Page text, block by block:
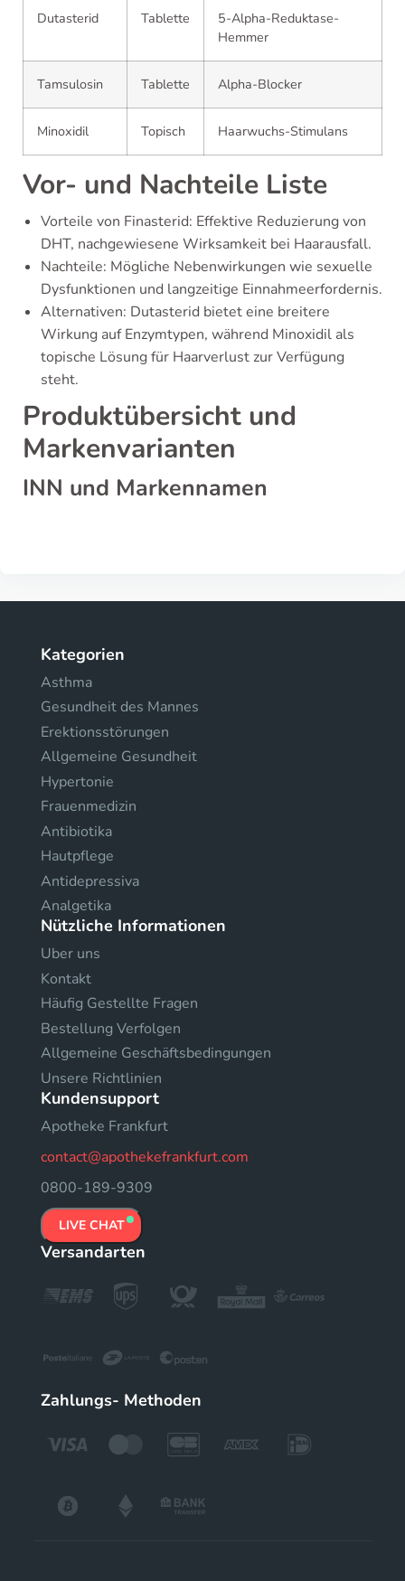
Dutasterid Tablette
5-Alpha-Reduktase-
Hemmer
Tamsulosin Tablette Alpha-Blocker
Minoxidil Topisch Haarwuchs-Stimulans
Vor- und Nachteile Liste
Vorteile von Finasterid: Effektive Reduzierung von
DHT, nachgewiesene Wirksamkeit bei Haarausfall.
Nachteile: Mögliche Nebenwirkungen wie sexuelle
Dysfunktionen und langzeitige Einnahmeerfordernis.
Alternativen: Dutasterid bietet eine breitere
Wirkung auf Enzymtypen, während Minoxidil als
topische Lösung für Haarverlust zur Verfügung
steht.
Produktübersicht und
Markenvarianten
INN und Markennamen
Kategorien
Asthma
Gesundheit des Mannes
Erektionsstörungen
Allgemeine Gesundheit
Hypertonie
Frauenmedizin
Antibiotika
Hautpflege
Antidepressiva
Analgetika
Nützliche Informationen
Uber uns
Kontakt
Häufig Gestellte Fragen
Bestellung Verfolgen
Allgemeine Geschäftsbedingungen
Unsere Richtlinien
Kundensupport
Apotheke Frankfurt
contact@apothekefrankfurt.com
0800-189-9309
LIVE CHAT
Versandarten
Zahlungs- Methoden